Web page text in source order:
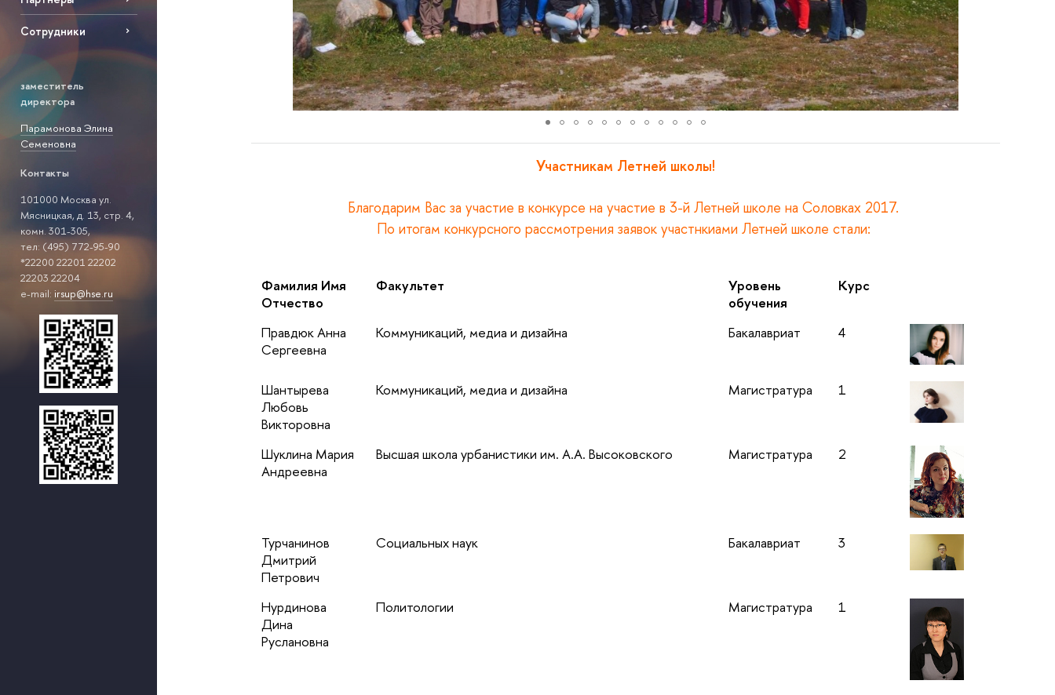
Сотрудники
заместитель
директора
Парамонова Элина
Семеновна
Контакты
101000 Москва ул.
Мясницкая, д. 13, стр. 4,
комн. 301-305,
тел: (495) 772-95-90
*22200 22201 22202
22203 22204
e-mail: irsup@hse.ru
Участникам Летней школы!
Благодарим Вас за участие в конкурсе на участие в 3-й Летней школе на Соловках 2017.
По итогам конкурсного рассмотрения заявок участнкиами Летней школе стали:
Фамилия Имя
Отчество
Факультет
Уровень
обучения
Курс
Правдюк Анна
Сергеевна
Коммуникаций, медиа и дизайна Бакалавриат 4
Шантырева
Любовь
Викторовна
Коммуникаций, медиа и дизайна Магистратура 1
Шуклина Мария
Андреевна
Высшая школа урбанистики им. А.А. Высоковского Магистратура 2
Турчанинов
Дмитрий
Петрович
Социальных наук Бакалавриат 3
Нурдинова
Дина
Руслановна
Политологии Магистратура 1